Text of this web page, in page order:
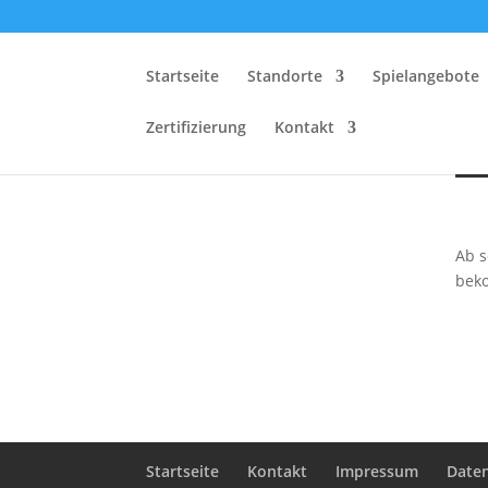
Startseite Standorte Spielangebote
Zertifizierung Kontakt
Ab
Startseite Kontakt Impressum